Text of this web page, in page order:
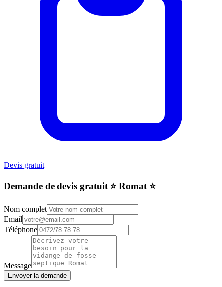
Devis gratuit
Demande de devis gratuit ⭐️ Romat ⭐️
Nom complet
Email
Téléphone
Message
Envoyer la demande